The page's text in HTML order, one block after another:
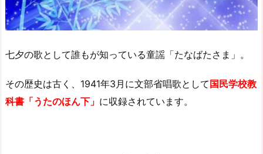
七夕の歌として誰もが知っている童謡「たなばたさま」。
その歴史は古く、1941年3月に文部省唱歌として 国民学校教
科書「うたのほん下」 に収録されています。